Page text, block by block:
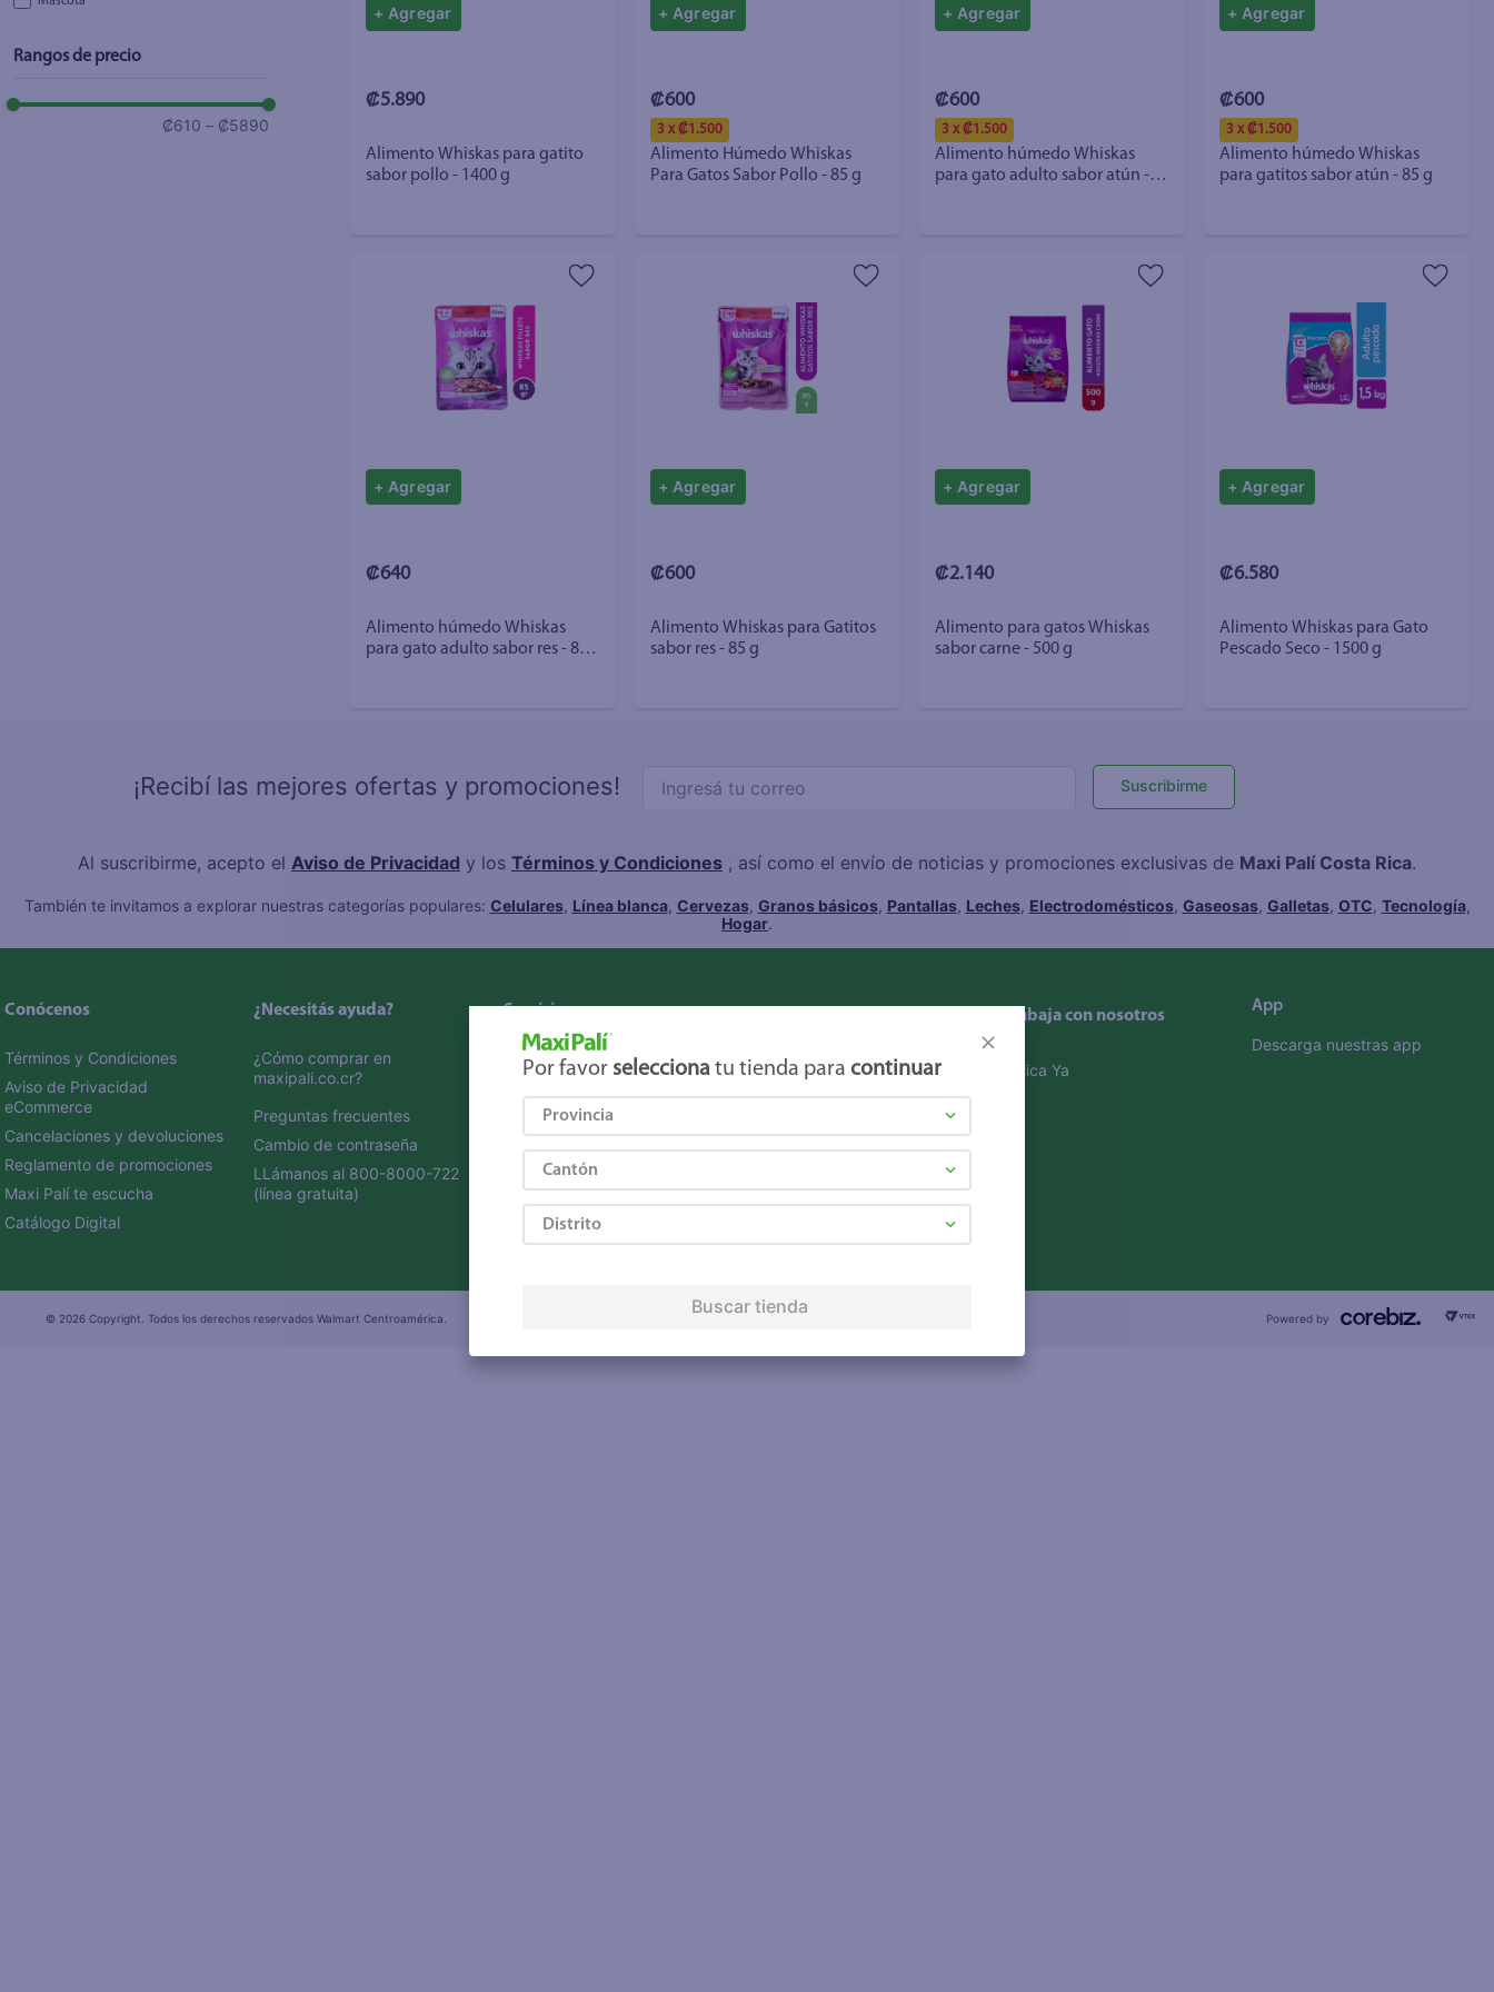
Rangos de precio
₡610 – ₡5890
+ Agregar
₡5.890
Alimento Whiskas para gatito
sabor pollo - 1400 g
+ Agregar
₡600
3 x ₡1.500
Alimento Húmedo Whiskas
Para Gatos Sabor Pollo - 85 g
+ Agregar
₡600
3 x ₡1.500
Alimento húmedo Whiskas
para gato adulto sabor atún -
+ Agregar
₡600
3 x ₡1.500
Alimento húmedo Whiskas
para gatitos sabor atún - 85 g
+ Agregar
₡640
Alimento húmedo Whiskas
para gato adulto sabor res - 85
+ Agregar
₡600
Alimento Whiskas para Gatitos
sabor res - 85 g
+ Agregar
₡2.140
Alimento para gatos Whiskas
sabor carne - 500 g
+ Agregar
₡6.580
Alimento Whiskas para Gato
Pescado Seco - 1500 g
¡Recibí las mejores ofertas y promociones! Suscribirme
Al suscribirme, acepto el Aviso de Privacidad y los Términos y Condiciones , así como el envío de noticias y promociones exclusivas de Maxi Palí Costa Rica.
También te invitamos a explorar nuestras categorías populares: Celulares, Línea blanca, Cervezas, Granos básicos, Pantallas, Leches, Electrodomésticos, Gaseosas, Galletas, OTC, Tecnología,
Hogar.
Conócenos
Términos y Condiciones
Aviso de Privacidad
eCommerce
Cancelaciones y devoluciones
Reglamento de promociones
Maxi Palí te escucha
Catálogo Digital
¿Necesitás ayuda?
¿Cómo comprar en
maxipali.co.cr?
Preguntas frecuentes
Cambio de contraseña
LLámanos al 800-8000-722
(línea gratuita)
Servicios
Tarjeta de regalo
· Remesas
Tarjeta de crédito
Trabaja con nosotros
Aplica Ya
App
Descarga nuestras app
© 2026 Copyright. Todos los derechos reservados Walmart Centroamérica. Powered by
Por favor selecciona tu tienda para continuar
Provincia
Cantón
Distrito
Buscar tienda